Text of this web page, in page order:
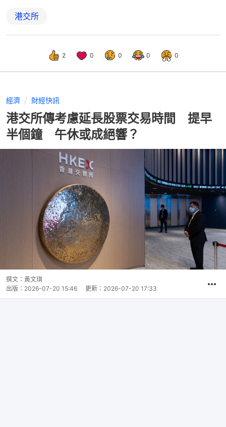
港交所
2 0 0 0 0
經濟 財經快訊
港交所傳考慮延長股票交易時間 提早
半個鐘 午休或成絕響？
撰文： 黃文琪
出版： 2026-07-20 15:46 更新： 2026-07-20 17:33